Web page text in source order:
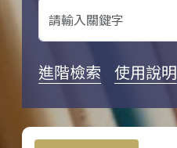
進階檢索 使用說明